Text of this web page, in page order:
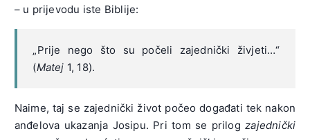
– u prijevodu iste Biblije:
„Prije nego što su počeli zajednički živjeti…“
(Matej 1, 18).
Naime, taj se zajednički život počeo događati tek nakon
anđelova ukazanja Josipu. Pri tom se prilogzajednički